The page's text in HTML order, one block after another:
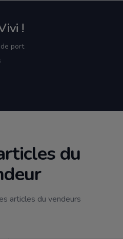
!
port
du
articles du vendeurs